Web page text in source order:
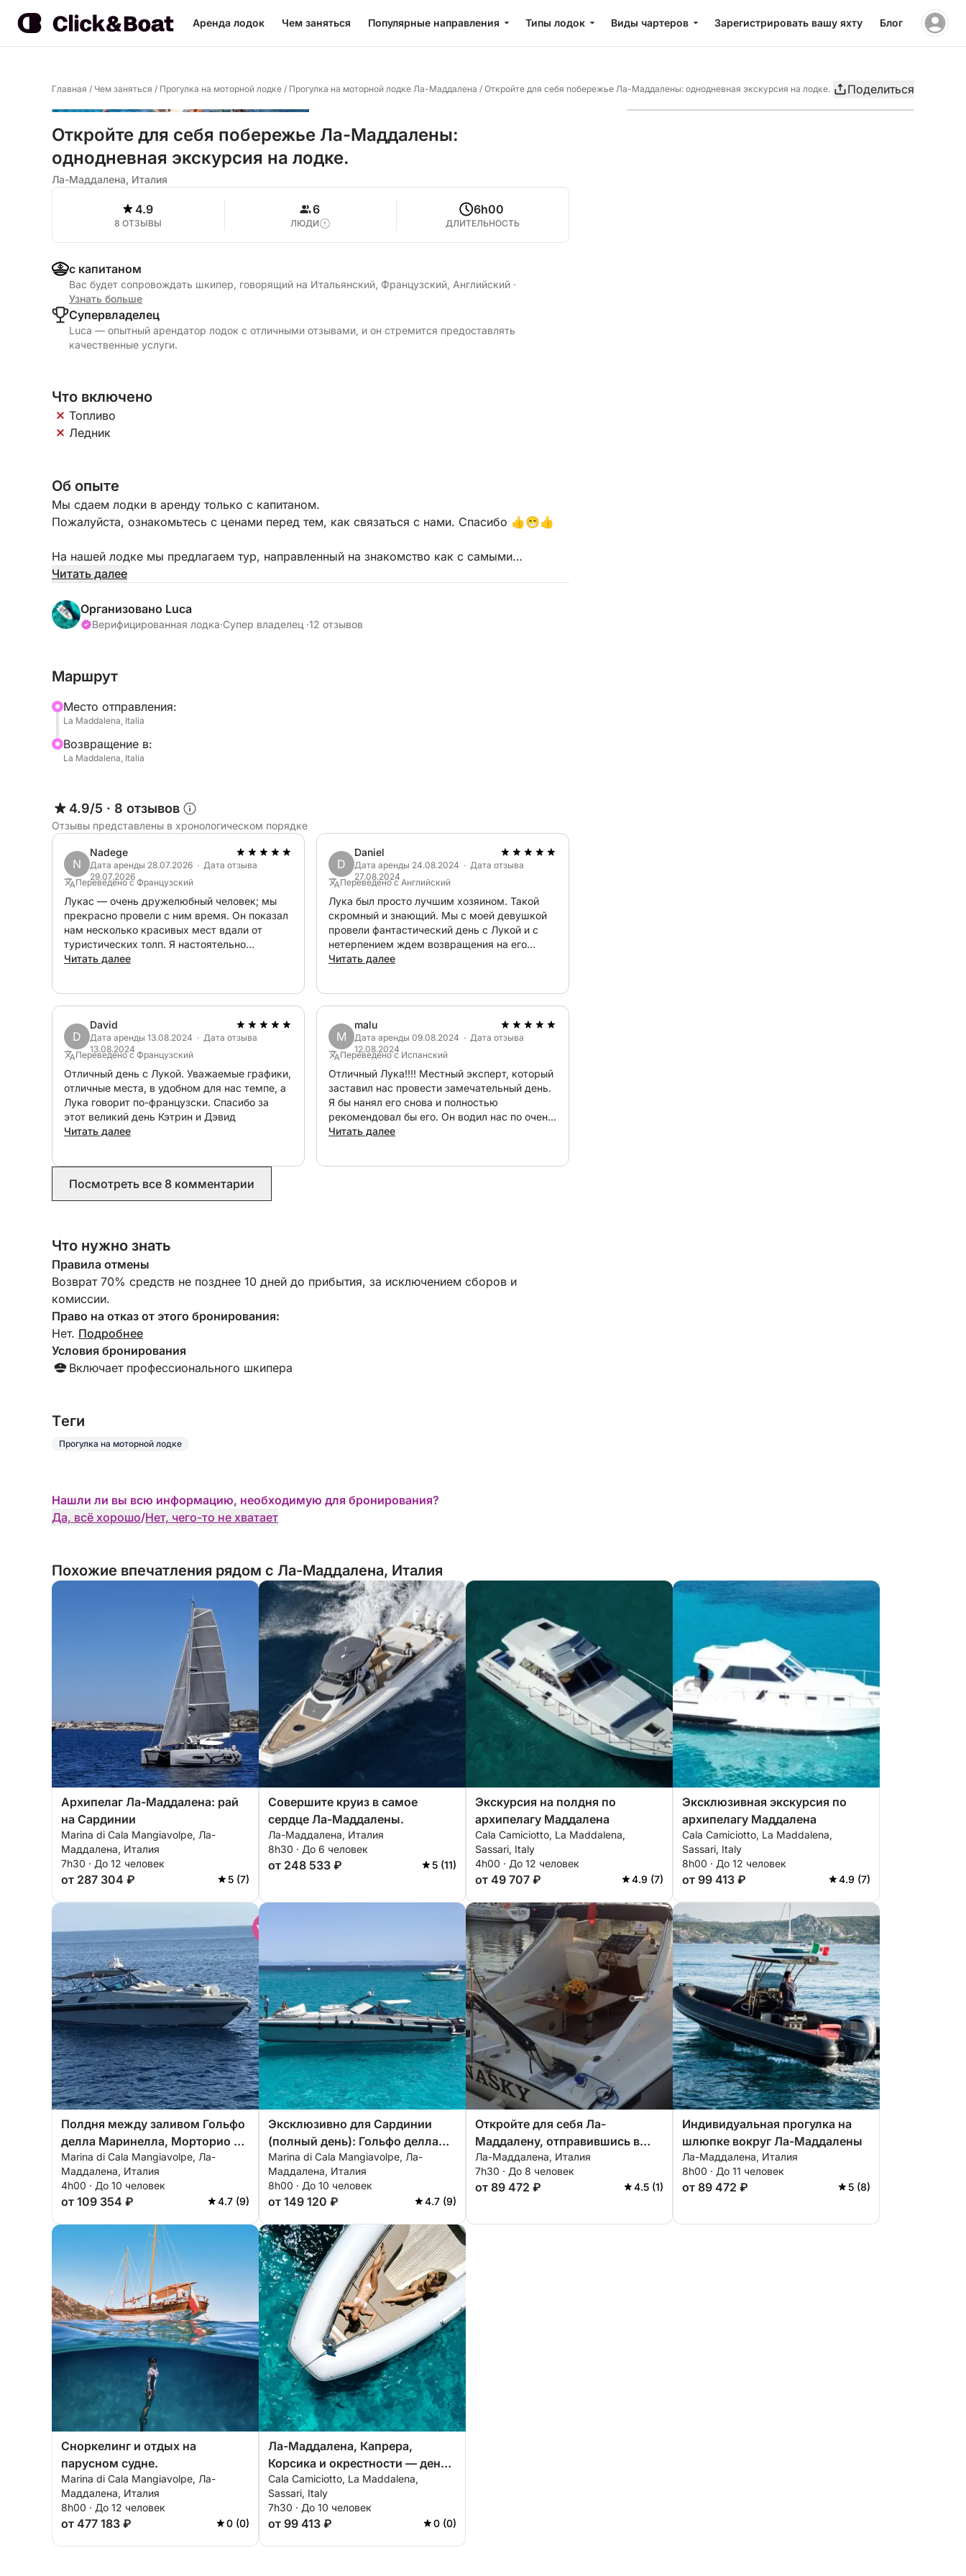
Аренда лодок Чем заняться Популярные направления Типы лодок Виды чартеров Зарегистрировать вашу яхту Блог
Главная / Чем заняться / Прогулка на моторной лодке / Прогулка на моторной лодке Ла-Маддалена / Откройте для себя побережье Ла-Маддалены: однодневная экскурсия на лодке. Поделиться
Откройте для себя побережье Ла-Маддалены:
однодневная экскурсия на лодке.
Ла-Маддалена, Италия
4.9
8 ОТЗЫВЫ
6
ЛЮДИ
6h00
ДЛИТЕЛЬНОСТЬ
с капитаном
Вас будет сопровождать шкипер, говорящий на Итальянский, Французский, Английский ·
Узнать больше
Cупервладелец
Luca — опытный арендатор лодок с отличными отзывами, и он стремится предоставлять
качественные услуги.
Что включено
Топливо
Ледник
Об опыте
Мы сдаем лодки в аренду только с капитаном.
Пожалуйста, ознакомьтесь с ценами перед тем, как связаться с нами. Спасибо 👍😁👍
На нашей лодке мы предлагаем тур, направленный на знакомство как с самыми
известными, так и с менее популярными туристами местами, известными только местным
родившегося и выросшего на архипелаге, он покажет вам незабываемые места и
расскажет анекдоты и истории о нашем архипелаге.
комфортом разместить до 6 человек.
Она оборудована тентом с Bluetooth-радио (где вы можете подключить свой смартфон,
чтобы слушать любимые мелодии), удобной лестницей, душем и всем необходимым
спасательным оборудованием.
- Топливо для экскурсии, рекомендованной капитаном: около 100 евро.
Не стесняйтесь обращаться ко мне через Click&Boat, чтобы забронировать эту
фантастическую лодку. Мы будем рады вас видеть!
Читать далее
Организовано Luca
Верифицированная лодка·Супер владелец ·12 отзывов
Маршрут
Mесто отправления:
La Maddalena, Italia
Bозвращение в:
La Maddalena, Italia
4.9/5 · 8 отзывов
Отзывы представлены в хронологическом порядке
N
Nadege
Дата аренды 28.07.2026 · Дата отзыва
29.07.2026
Переведено с Французский
Лукас — очень дружелюбный человек; мы
прекрасно провели с ним время. Он показал
нам несколько красивых мест вдали от
туристических толп. Я настоятельно
рекомендую бронировать поездки у него.
Читать далее
D
Daniel
Дата аренды 24.08.2024 · Дата отзыва
27.08.2024
Переведено с Английский
Лука был просто лучшим хозяином. Такой
скромный и знающий. Мы с моей девушкой
провели фантастический день с Лукой и с
нетерпением ждем возвращения на его
прекрасный родной остров!
Читать далее
D
David
Дата аренды 13.08.2024 · Дата отзыва
13.08.2024
Переведено с Французский
Отличный день с Лукой. Уважаемые графики,
отличные места, в удобном для нас темпе, а
Лука говорит по-французски. Спасибо за
этот великий день Кэтрин и Дэвид
Читать далее
M
malu
Дата аренды 09.08.2024 · Дата отзыва
12.08.2024
Переведено с Испанский
Отличный Лука!!!! Местный эксперт, который
заставил нас провести замечательный день.
Я бы нанял его снова и полностью
рекомендовал бы его. Он водил нас по очень
красивым местам… и его рекомендации по
Читать далее
Посмотреть все 8 комментарии
Что нужно знать
Правила отмены
Возврат 70% средств не позднее 10 дней до прибытия, за исключением сборов и
комиссии.
Право на отказ от этого бронирования:
Нет. Подробнее
Условия бронирования
Включает профессионального шкипера
Tеги
Прогулка на моторной лодке
Нашли ли вы всю информацию, необходимую для бронирования?
Да, всё хорошо/Нет, чего-то не хватает
Похожие впечатления рядом с Ла-Маддалена, Италия
Архипелаг Ла-Маддалена: рай
на Сардинии
Marina di Cala Mangiavolpe, Ла-
Маддалена, Италия
7h30 · До 12 человек
от 287 304 ₽ 5 (7)
Совершите круиз в самое
сердце Ла-Маддалены.
Ла-Маддалена, Италия
8h30 · До 6 человек
от 248 533 ₽ 5 (11)
Экскурсия на полдня по
архипелагу Маддалена
Cala Camiciotto, La Maddalena,
Sassari, Italy
4h00 · До 12 человек
от 49 707 ₽ 4.9 (7)
Эксклюзивная экскурсия по
архипелагу Маддалена
Cala Camiciotto, La Maddalena,
Sassari, Italy
8h00 · До 12 человек
от 99 413 ₽ 4.9 (7)
Полдня между заливом Гольфо
делла Маринелла, Морторио и
Ла Маддаленой.
Marina di Cala Mangiavolpe, Ла-
Маддалена, Италия
4h00 · До 10 человек
от 109 354 ₽ 4.7 (9)
Эксклюзивно для Сардинии
(полный день): Гольфо делла
Маринелла, Морторио и Ла
Маддалена.
Marina di Cala Mangiavolpe, Ла-
Маддалена, Италия
8h00 · До 10 человек
от 149 120 ₽ 4.7 (9)
Откройте для себя Ла-
Маддалену, отправившись в
однодневную экскурсию на
моторной лодке.
Ла-Маддалена, Италия
7h30 · До 8 человек
от 89 472 ₽ 4.5 (1)
Индивидуальная прогулка на
шлюпке вокруг Ла-Маддалены
Ла-Маддалена, Италия
8h00 · До 11 человек
от 89 472 ₽ 5 (8)
Сноркелинг и отдых на
парусном судне.
Marina di Cala Mangiavolpe, Ла-
Маддалена, Италия
8h00 · До 12 человек
от 477 183 ₽ 0 (0)
Ла-Маддалена, Капрера,
Корсика и окрестности — день
на шлюпке по самым красивым
морям Средиземноморья.
Cala Camiciotto, La Maddalena,
Sassari, Italy
7h30 · До 10 человек
от 99 413 ₽ 0 (0)